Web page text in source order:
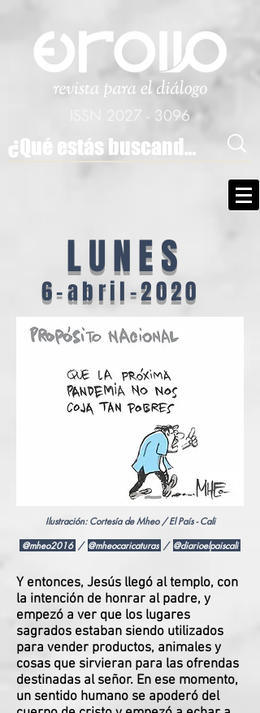
2027 - 3096
LUNES
6-abril-2020
Ilustración: Cortesía de Mheo / El País - Cali
@mheo2016 / @mheocaricaturas / @diarioelpaiscali
Y entonces, Jesús llegó al templo, con
la intención de honrar al padre, y
empezó a ver que los lugares
sagrados estaban siendo utilizados
para vender productos, animales y
cosas que sirvieran para las ofrendas
destinadas al señor. En ese momento,
un sentido humano se apoderó del